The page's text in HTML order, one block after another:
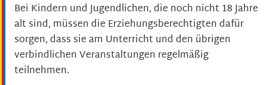
Bei Kindern und Jugendlichen, die noch nicht 18 Jahre
alt sind, müssen die Erziehungsberechtigten dafür
sorgen, dass sie am Unterricht und den übrigen
verbindlichen Veranstaltungen regelmäßig
teilnehmen.